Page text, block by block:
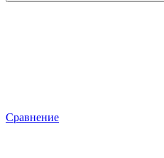
Сравнение